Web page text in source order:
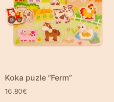
Koka puzle “Ferm”
16.80€